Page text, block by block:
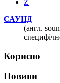
Z
САУНД
(англ.
Корисно
Новини